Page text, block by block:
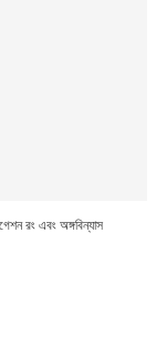
রং এবং অঙ্গবিন্যাস